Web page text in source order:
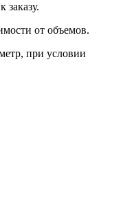
заказу.
от объемов.
при условии